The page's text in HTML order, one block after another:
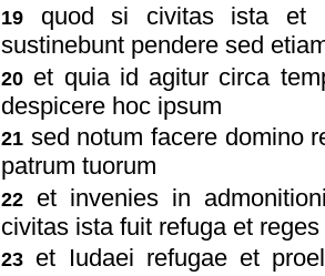
19
quod si civitas ista et
sustinebunt pendere sed
20 et quia id agitur circa
despicere hoc ipsum
21 sed notum facere domino
patrum tuorum
22
et invenies in
civitas ista fuit refuga et
23 et Iudaei refugae et